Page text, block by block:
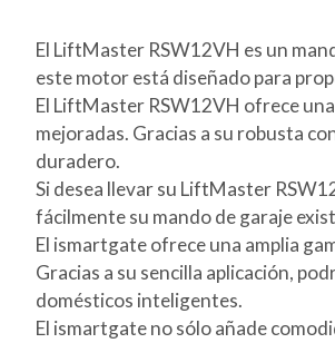
El LiftMaster RSW12VH es un
este motor está diseñado para
El LiftMaster RSW12VH ofrece
mejoradas. Gracias a su robusta
duradero.
Si desea llevar su LiftMaster
fácilmente su mando de garaje
El ismartgate ofrece una amplia
Gracias a su sencilla aplicación,
domésticos inteligentes.
El ismartgate no sólo añade